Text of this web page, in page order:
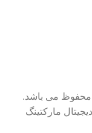
محفوظ می باشد.
مارکتینگ